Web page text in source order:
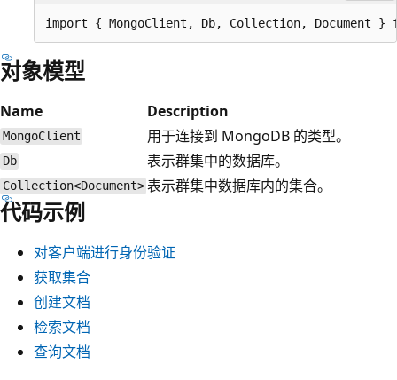
对象模型
Name Description
MongoClient 用于连接到 MongoDB 的类型。
Db 表示群集中的数据库。
Collection<Document> 表示群集中数据库内的集合。
代码示例
对客户端进行身份验证
获取集合
创建文档
检索文档
查询文档